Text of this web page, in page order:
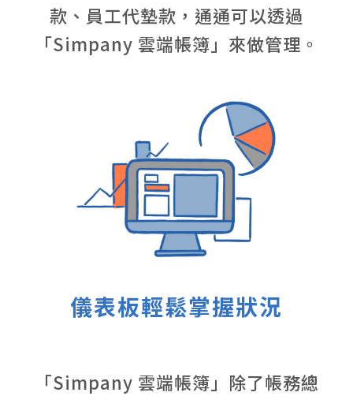
款、員工代墊款，通通可以透過
「Simpany 雲端帳簿」來做管理。
儀表板輕鬆掌握狀況
「Simpany 雲端帳簿」除了帳務總